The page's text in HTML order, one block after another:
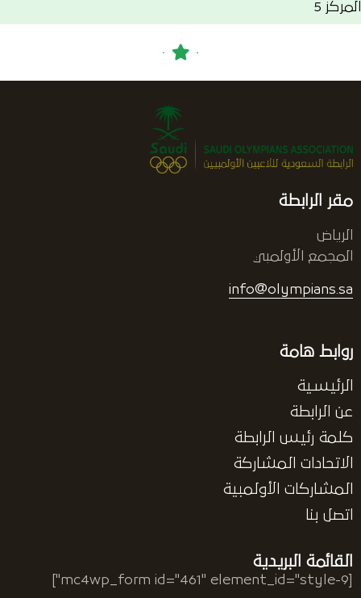
المركز 5
مقر الرابطة
الرياض
المجمع الأولمبي
info@olympians.sa
روابط هامة
الرئيسية
عن الرابطة
كلمة رئيس الرابطة
الاتحادات المشاركة
المشاركات الأولمبية
اتصل بنا
القائمة البريدية